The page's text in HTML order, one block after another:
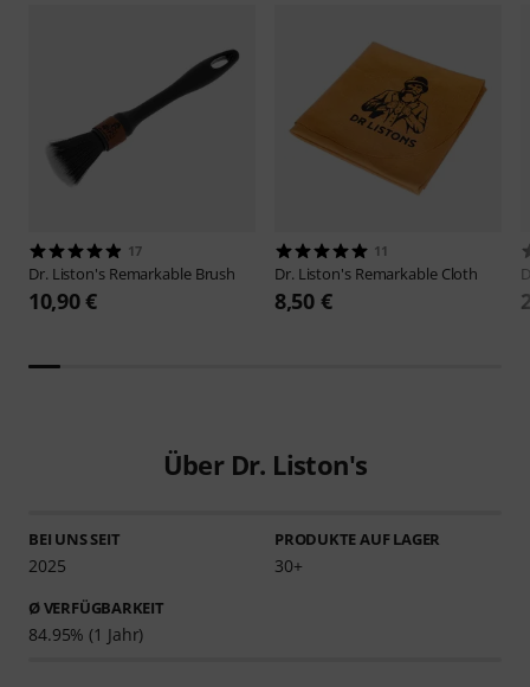
17
Dr. Liston's Remarkable Brush
10,90 €
11
Dr. Liston's Remarkable Cloth
8,50 €
Über Dr. Liston's
BEI UNS SEIT
2025
PRODUKTE AUF LAGER
30+
Ø VERFÜGBARKEIT
84.95% (1 Jahr)